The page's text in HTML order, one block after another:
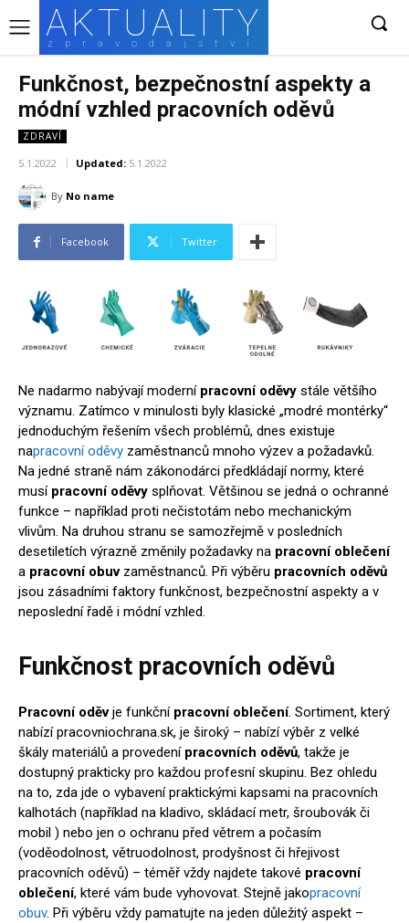
AKTUALITY
zpravodajství
Funkčnost, bezpečnostní aspekty a
módní vzhled pracovních oděvů
ZDRAVÍ
5.1.2022 Updated: 5.1.2022
By No name
Facebook Twitter
Ne nadarmo nabývají moderní pracovní oděvy stále většího
významu. Zatímco v minulosti byly klasické „modré montérky“
jednoduchým řešením všech problémů, dnes existuje
napracovní oděvy zaměstnanců mnoho výzev a požadavků.
Na jedné straně nám zákonodárci předkládají normy, které
musí pracovní oděvy splňovat. Většinou se jedná o ochranné
funkce – například proti nečistotám nebo mechanickým
vlivům. Na druhou stranu se samozřejmě v posledních
desetiletích výrazně změnily požadavky na pracovní oblečení
a pracovní obuvzaměstnanců. Při výběru pracovních oděvů
jsou zásadními faktory funkčnost, bezpečnostní aspekty a v
neposlední řadě i módní vzhled.
Funkčnost pracovních oděvů
Pracovní oděvje funkční pracovní oblečení. Sortiment, který
nabízí pracovniochrana.sk, je široký – nabízí výběr z velké
škály materiálů a provedení pracovních oděvů, takže je
dostupný prakticky pro každou profesní skupinu. Bez ohledu
na to, zda jde o vybavení praktickými kapsami na pracovních
kalhotách (například na kladivo, skládací metr, šroubovák či
mobil ) nebo jen o ochranu před větrem a počasím
(voděodolnost, větruodolnost, prodyšnost či hřejivost
pracovních oděvů) – téměř vždy najdete takové pracovní
oblečení, které vám bude vyhovovat. Stejně jakopracovní
obuv. Při výběru vždy pamatujte na jeden důležitý aspekt –